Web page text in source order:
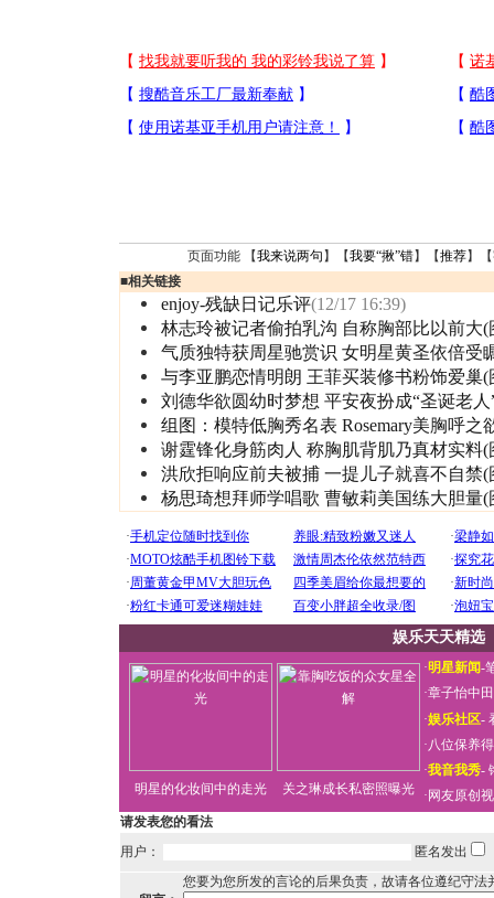
页面功能 【我来说两句 】【我要“揪”错】【推荐】
■相关链接
enjoy-残缺日记乐评(12/17 16:39)
林志玲被记者偷拍乳沟 自称胸部比以前大(
气质独特获周星驰赏识 女明星黄圣依倍受
与李亚鹏恋情明朗 王菲买装修书粉饰爱巢(
刘德华欲圆幼时梦想 平安夜扮成“圣诞老人
组图：模特低胸秀名表 Rosemary美胸呼之
谢霆锋化身筋肉人 称胸肌背肌乃真材实料(
洪欣拒响应前夫被捕 一提儿子就喜不自禁(
杨思琦想拜师学唱歌 曹敏莉美国练大胆量(
娱乐天天精选
明星的化妆间中的走光 关之琳成长私密照曝光
·明星新闻-
·章子怡中
·娱乐社区-
·八位保养
·我音我秀-
· 网友原创
请发表您的看法
用户：
匿名发出
您要为您所发的言论的后果负责，故请各位遵纪守法